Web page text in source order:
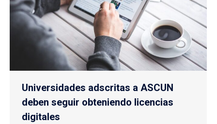
Universidades adscritas a ASCUN
deben seguir obteniendo licencias
digitales